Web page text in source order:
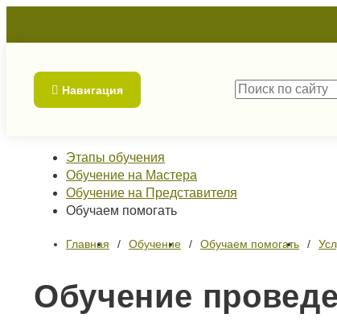
Навигация
Этапы обучения
Обучение на Мастера
Обучение на Представителя
Обучаем помогать
Главная Обучение Обучаем помогать
Обучение